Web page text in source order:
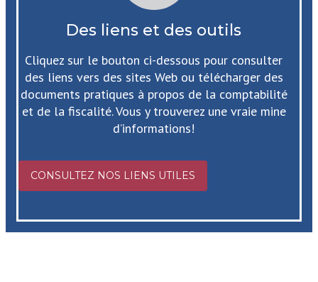
Des liens et des outils
Cliquez sur le bouton ci-dessous pour consulter
des liens vers des sites Web ou télécharger des
documents pratiques à propos de la comptabilité
et de la fiscalité. Vous y trouverez une vraie mine
d’informations!
CONSULTEZ NOS LIENS UTILES